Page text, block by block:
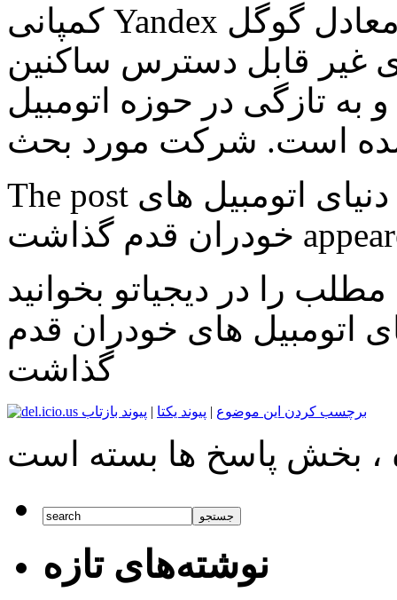
کمپانی Yandex را می توان از همه نظر شرکتی معادل گوگل
غیر قابل دسترس ساکنین
به تازگی در حوزه اتومبیل
The post غول جستجوی روسیه هم به دنیای اتومبیل های
اتومبیل های خودران قدم
گذاشت
برچسب کردن این موضوع | پیوند یکتا | پیوند بازتاب
نوشته‌های تازه